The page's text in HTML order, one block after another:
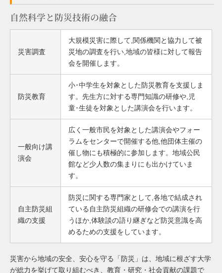
自然科学と防災技術の融合
災害調査
大規模災害に際して,関係機関と協力して被
災地の調査を行い,地域の皆様に対して報告
会を開催します。
防災教育
小･中学生を対象とした防災教育を支援しま
す。先生方に対する専門知識の研修や,児
童･生徒を対象とした講演会を行います。
一般向け講
演会
広く一般市民を対象とした講演会やフォー
ラムをセンターで開催する他,他団体主催の
催し物にも積極的に参加します。地域公民
館など少人数の集まりにも出かけていま
す。
自主防災組
織の支援
防災に関する専門家として,各地で結成され
ている自主防災組織の研修会での講演を行
うほか,体験談の語り継ぎなど防災意識を高
めるための支援をしています。
災害から地域の安全、安心を守る「防災」は、地域に根ざす大学
が総力を挙げて取り組むべき、教育・研究・社会貢献の課題で